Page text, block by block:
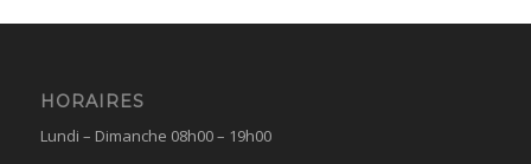
HORAIRES
Lundi – Dimanche 08h00 – 19h00